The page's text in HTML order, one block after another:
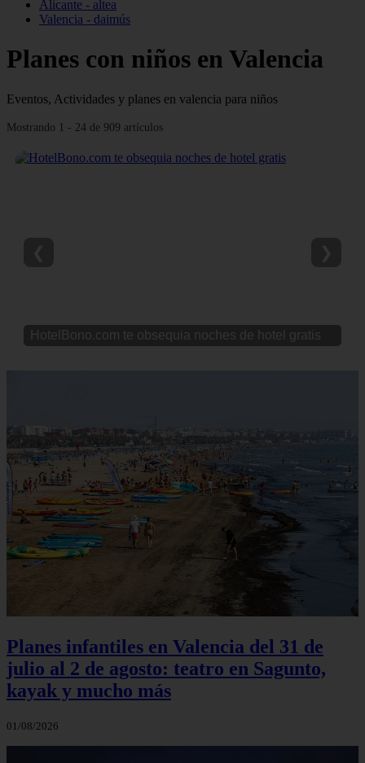
Alicante - altea
Valencia - daimús
Planes con niños en Valencia
Eventos, Actividades y planes en valencia para niños
Mostrando 1 - 24 de 909 artículos
HotelBono.com te obsequia noches de hotel gratis
Planes infantiles en Valencia del 31 de
julio al 2 de agosto: teatro en Sagunto,
kayak y mucho más
01/08/2026